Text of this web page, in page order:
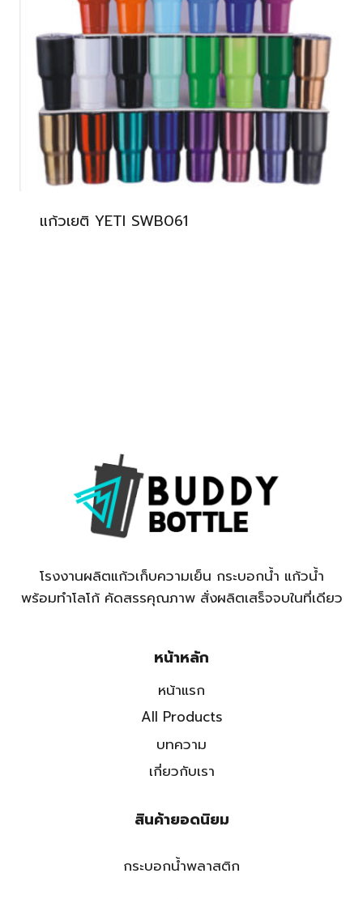
แก้วเยติ YETI SWB061
โรงงานผลิตแก้วเก็บความเย็น กระบอกน้ำ แก้วน้ำ
พร้อมทำโลโก้ คัดสรรคุณภาพ สั่งผลิตเสร็จจบในที่เดียว
หน้าหลัก
หน้าแรก
All Products
บทความ
เกี่ยวกับเรา
สินค้ายอดนิยม
กระบอกน้ำพลาสติก